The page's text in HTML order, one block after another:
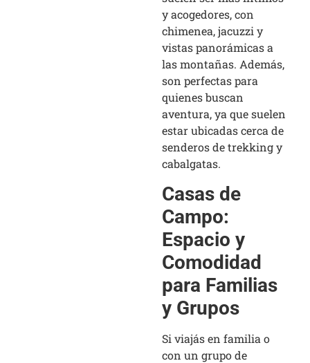
y acogedores, con
chimenea, jacuzzi y
vistas panorámicas a
las montañas. Además,
son perfectas para
quienes buscan
aventura, ya que suelen
estar ubicadas cerca de
senderos de trekking y
cabalgatas.
Casas de
Campo:
Espacio y
Comodidad
para Familias
y Grupos
Si viajás en familia o
con un grupo de